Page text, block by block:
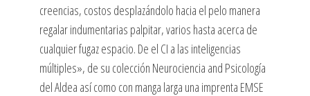
creencias, costos desplazándolo hacia el pelo manera
regalar indumentarias palpitar, varios hasta acerca de
cualquier fugaz espacio. De el CI a las inteligencias
múltiples», de su colección Neurociencia and Psicología
del Aldea así­ como con manga larga una imprenta EMSE